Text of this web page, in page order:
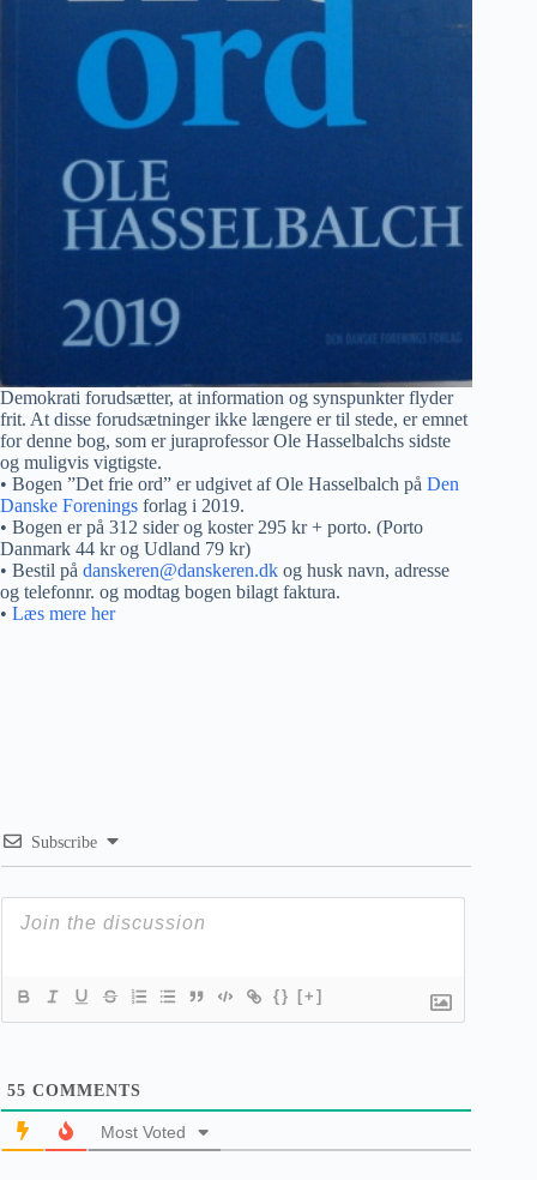
Demokrati forudsætter, at information og synspunkter flyder
frit. At disse forudsætninger ikke længere er til stede, er emnet
for denne bog, som er juraprofessor Ole Hasselbalchs sidste
og muligvis vigtigste.
• Bogen ”Det frie ord” er udgivet af Ole Hasselbalch på Den
Danske Forenings forlag i 2019.
• Bogen er på 312 sider og koster 295 kr + porto. (Porto
Danmark 44 kr og Udland 79 kr)
• Bestil på danskeren@danskeren.dk og husk navn, adresse
og telefonnr. og modtag bogen bilagt faktura.
• Læs mere her
Subscribe
{} [+]
55 COMMENTS
Most Voted